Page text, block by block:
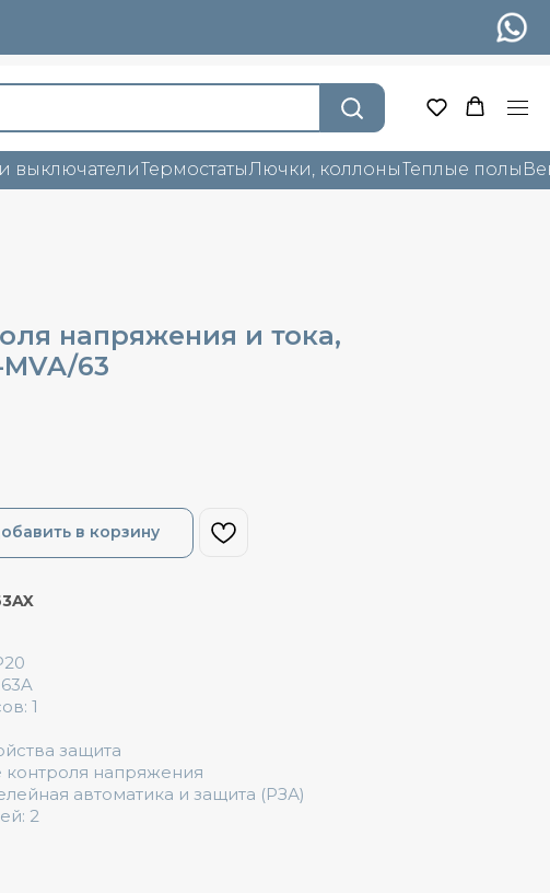
выключателиТермостатыЛючки, коллоныТеплые полы
напряжения и тока,
63
в корзину
1
защита
контроля напряжения
автоматика и защита (РЗА)
2